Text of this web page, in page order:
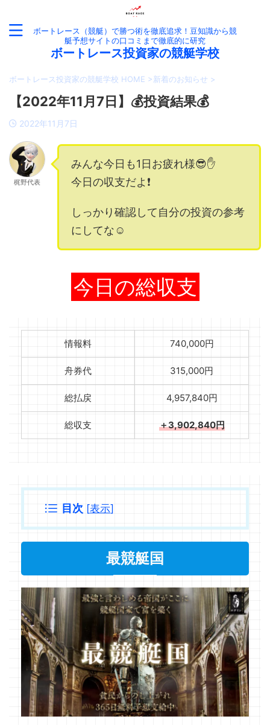
ボートレース（競艇）で勝つ術を徹底追求！豆知識から競
艇予想サイトの口コミまで徹底的に研究
ボートレース投資家の競艇学校
ボートレース投資家の競艇学校 HOME >新着のお知らせ >
【2022年11月7日】💰投資結果💰
2022年11月7日
梶野代表
みんな今日も1日お疲れ様😎✋
今日の収支だよ❗️
しっかり確認して自分の投資の参考
にしてな☺️
今日の総収支
情報料 740,000円
舟券代 315,000円
総払戻 4,957,840円
総収支 ＋3,902,840円
目次 [表示]
最競艇国